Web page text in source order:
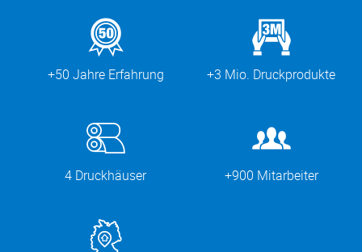
+50 Jahre Erfahrung +3 Mio. Druckprodukte
4 Druckhäuser +900 Mitarbeiter